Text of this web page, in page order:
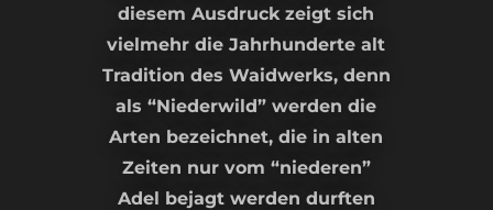
diesem Ausdruck zeigt sich
vielmehr die Jahrhunderte alt
Tradition des Waidwerks, denn
als “Niederwild” werden die
Arten bezeichnet, die in alten
Zeiten nur vom “niederen”
Adel bejagt werden durften